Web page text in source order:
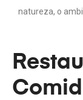
natureza, o